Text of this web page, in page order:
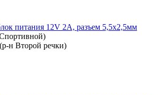
питания 12V 2A, разъем 5,5x2,5мм
н Второй речки)